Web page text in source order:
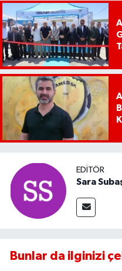
EDITÖR
Sara
Bunlar da ilginizi